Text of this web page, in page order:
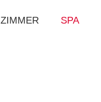
ZIMMER SPA